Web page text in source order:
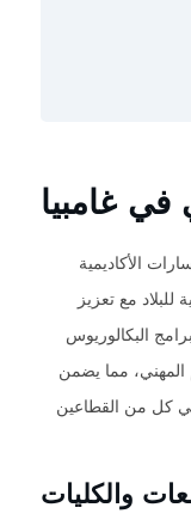
في غامبيا
الأكاديمية
للبلاد مع تعزيز
البكالوريوس
المهني، مما يضمن
كل من القطاعين
والكليات